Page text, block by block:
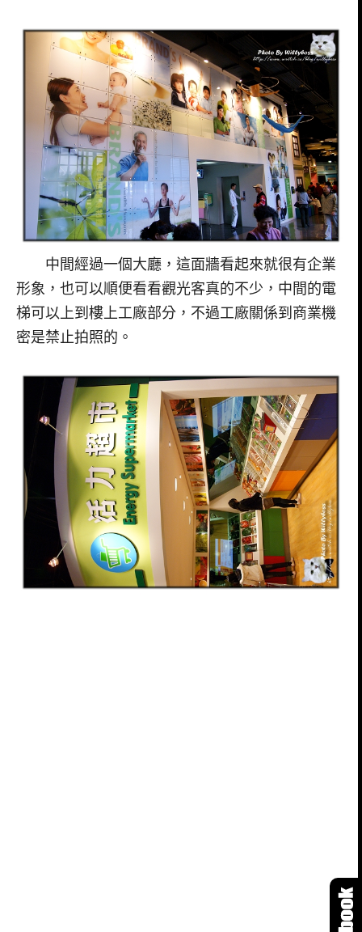
中間經過一個大廳，這面牆看起來就很有企業
形象，也可以順便看看觀光客真的不少，中間的電
梯可以上到樓上工廠部分，不過工廠關係到商業機
密是禁止拍照的。